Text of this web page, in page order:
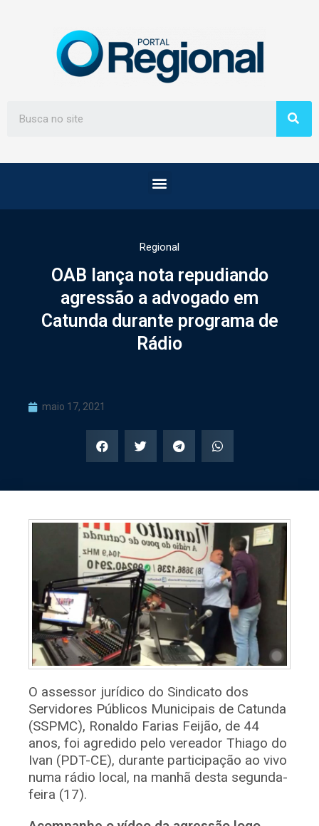
Regional
OAB lança nota repudiando
agressão a advogado em
Catunda durante programa de
Rádio
maio 17, 2021
O assessor jurídico do Sindicato dos
Servidores Públicos Municipais de Catunda
(SSPMC), Ronaldo Farias Feijão, de 44
anos, foi agredido pelo vereador Thiago do
Ivan (PDT-CE), durante participação ao vivo
numa rádio local, na manhã desta segunda-
feira (17).